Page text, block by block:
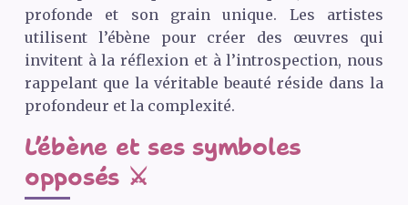
profonde et son grain unique. Les artistes
utilisent l’ébène pour créer des œuvres qui
invitent à la réflexion et à l’introspection, nous
rappelant que la véritable beauté réside dans la
profondeur et la complexité.
L’ébène et ses symboles
opposés ⚔️